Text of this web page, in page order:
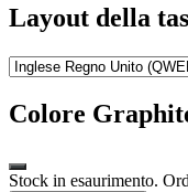
Layout della
Colore
Stock in esaurimento.